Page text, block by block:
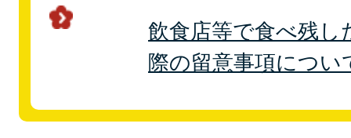
飲食店等で食べ残し
際の留意事項につい